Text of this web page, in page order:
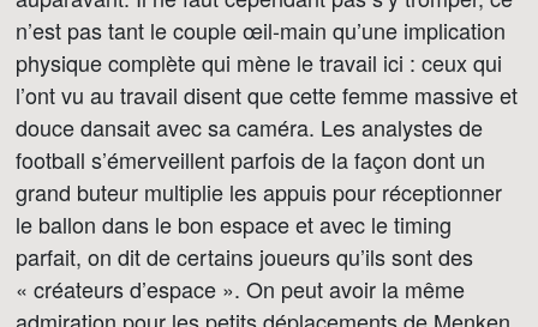
n’est pas tant le couple œil-main qu’une implication
physique complète qui mène le travail ici : ceux qui
l’ont vu au travail disent que cette femme massive et
douce dansait avec sa caméra. Les analystes de
football s’émerveillent parfois de la façon dont un
grand buteur multiplie les appuis pour réceptionner
le ballon dans le bon espace et avec le timing
parfait, on dit de certains joueurs qu’ils sont des
« créateurs d’espace ». On peut avoir la même